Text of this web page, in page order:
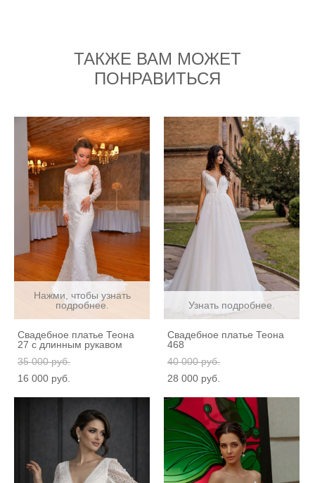
ТАКЖЕ ВАМ МОЖЕТ
ПОНРАВИТЬСЯ
Нажми, чтобы узнать
подробнее.
Свадебное платье Теона
27 с длинным рукавом
35 000 pуб.
16 000 pуб.
Узнать подробнее.
Свадебное платье Теона
468
40 000 pуб.
28 000 pуб.